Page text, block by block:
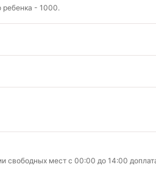
ребенка - 1000.
свободных мест c 00:00 до 14:00